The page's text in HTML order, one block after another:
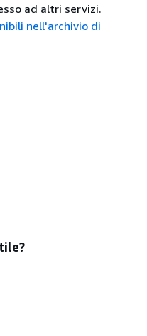
ad altri servizi.
nell'archivio di